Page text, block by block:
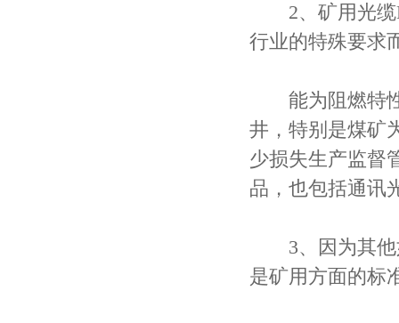
2、矿用光缆
行业的特殊要求
能为阻燃特性
井，特别是煤矿
少损失生产监督
品，也包括通讯
3、因为其他
是矿用方面的标